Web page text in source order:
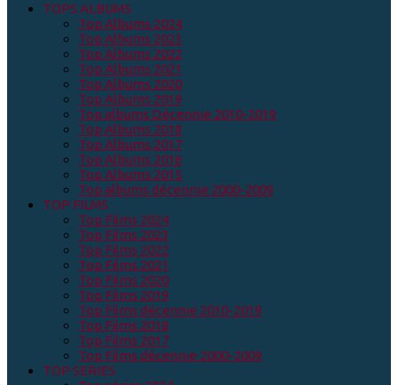
TOPS ALBUMS
Top Albums 2024
Top Albums 2023
Top Albums 2022
Top Albums 2021
Top Albums 2020
Top Albums 2019
Top albums Décennie 2010-2019
Top Albums 2018
Top Albums 2017
Top Albums 2016
Top Albums 2015
Top albums décennie 2000-2009
TOP FILMS
Top Films 2024
Top Films 2023
Top Films 2022
Top Films 2021
Top Films 2020
Top Films 2019
Top Films décennie 2010-2019
Top Films 2018
Top Films 2017
Top Films décennie 2000-2009
TOP SERIES